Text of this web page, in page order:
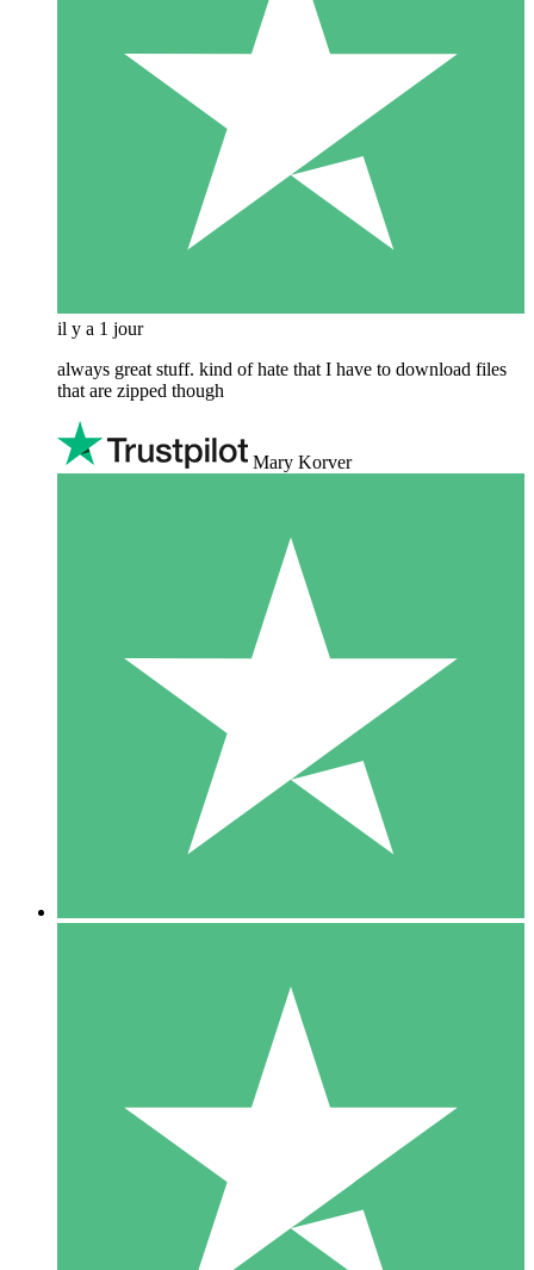
il y a 1 jour
always great stuff. kind of hate that I have to download files
that are zipped though
Mary Korver